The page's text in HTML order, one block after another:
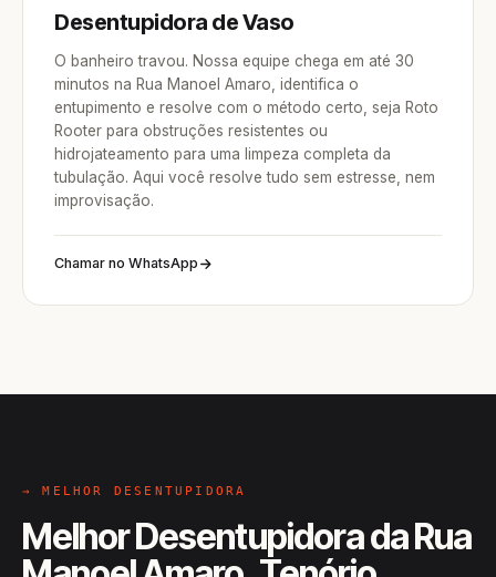
Desentupidora de Vaso
O banheiro travou. Nossa equipe chega em até 30
minutos na Rua Manoel Amaro, identifica o
entupimento e resolve com o método certo, seja Roto
Rooter para obstruções resistentes ou
hidrojateamento para uma limpeza completa da
tubulação. Aqui você resolve tudo sem estresse, nem
improvisação.
Chamar no WhatsApp
→ MELHOR DESENTUPIDORA
Melhor Desentupidora da Rua